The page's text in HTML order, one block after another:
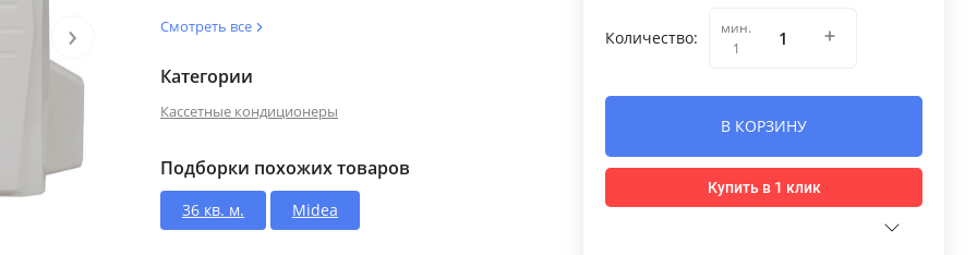
›
Смотреть все
Категории
Кассетные кондиционеры
Подборки похожих товаров
36 кв. м. Midea
Количество:
мин.
1
В КОРЗИНУ
Купить в 1 клик